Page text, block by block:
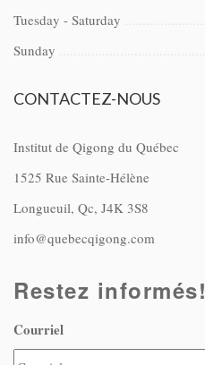
Tuesday - Saturday
Sunday
CONTACTEZ-NOUS
Institut de Qigong du Québec
1525 Rue Sainte-Hélène
Longueuil, Qc, J4K 3S8
info@quebecqigong.com
Restez informés!
Courriel